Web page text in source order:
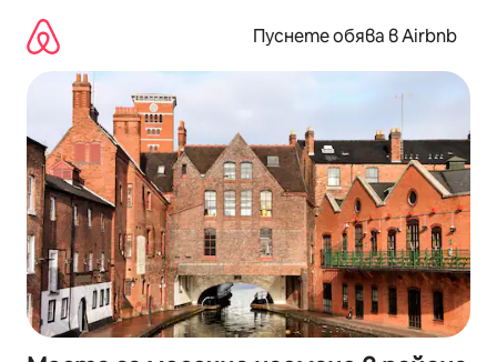
съдържанието
Пуснете обява в Airbnb